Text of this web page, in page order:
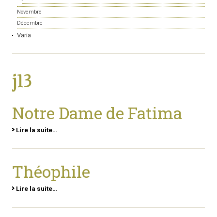
Novembre
Décembre
Varia
j13
Notre Dame de Fatima
Lire la suite…
Théophile
Lire la suite…